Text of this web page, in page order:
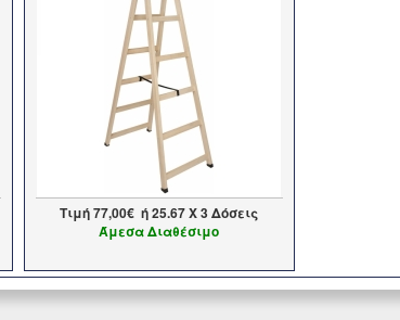
Τιμή77,00€ ή25.67X 3 Δόσεις
Άμεσα Διαθέσιμο